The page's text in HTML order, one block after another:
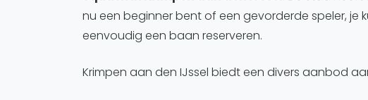
nu een beginner bent of een gevorderde speler, je
eenvoudig een baan reserveren.
Krimpen aan den IJssel biedt een divers aanbod